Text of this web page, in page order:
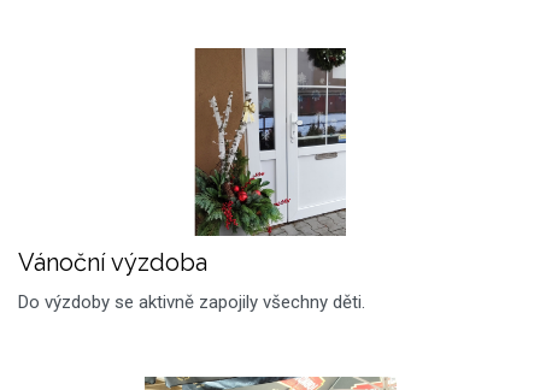
Vánoční výzdoba
Do výzdoby se aktivně zapojily všechny děti.